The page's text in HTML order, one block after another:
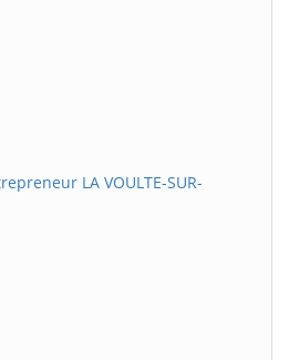
LA VOULTE-SUR-